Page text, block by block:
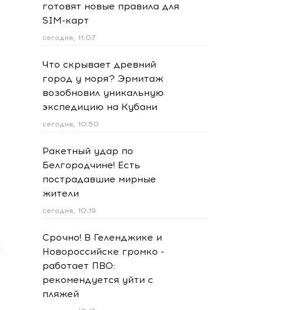
готовят новые правила для
SIM-карт
сегодня, 11:07
Что скрывает древний
город у моря? Эрмитаж
возобновил уникальную
экспедицию на Кубани
сегодня, 10:50
Ракетный удар по
Белгородчине! Есть
пострадавшие мирные
жители
сегодня, 10:19
Срочно! В Геленджике и
Новороссийске громко -
работает ПВО:
рекомендуется уйти с
пляжей